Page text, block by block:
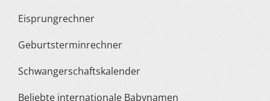
Eisprungrechner
Geburtsterminrechner
Schwangerschaftskalender
Beliebte internationale Babynamen